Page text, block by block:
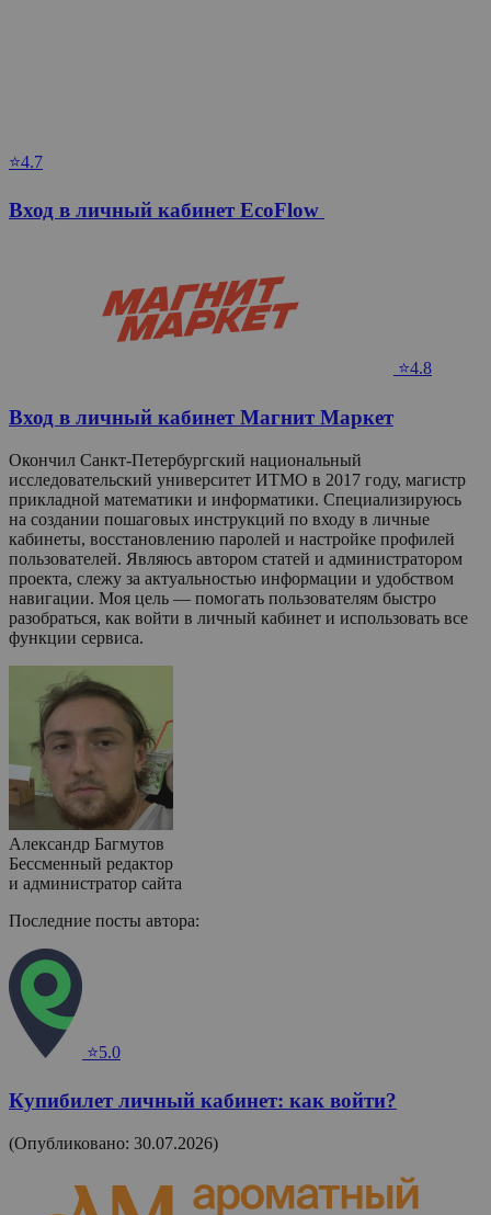
⭐4.7
Вход в личный кабинет EcoFlow
⭐4.8
Вход в личный кабинет Магнит Маркет
Окончил Санкт-Петербургский национальный
исследовательский университет ИТМО в 2017 году, магистр
прикладной математики и информатики. Специализируюсь
на создании пошаговых инструкций по входу в личные
кабинеты, восстановлению паролей и настройке профилей
пользователей. Являюсь автором статей и администратором
проекта, слежу за актуальностью информации и удобством
навигации. Моя цель — помогать пользователям быстро
разобраться, как войти в личный кабинет и использовать все
функции сервиса.
Александр Багмутов
Бессменный редактор
и администратор сайта
Последние посты автора:
⭐5.0
Купибилет личный кабинет: как войти?
(Опубликовано: 30.07.2026)